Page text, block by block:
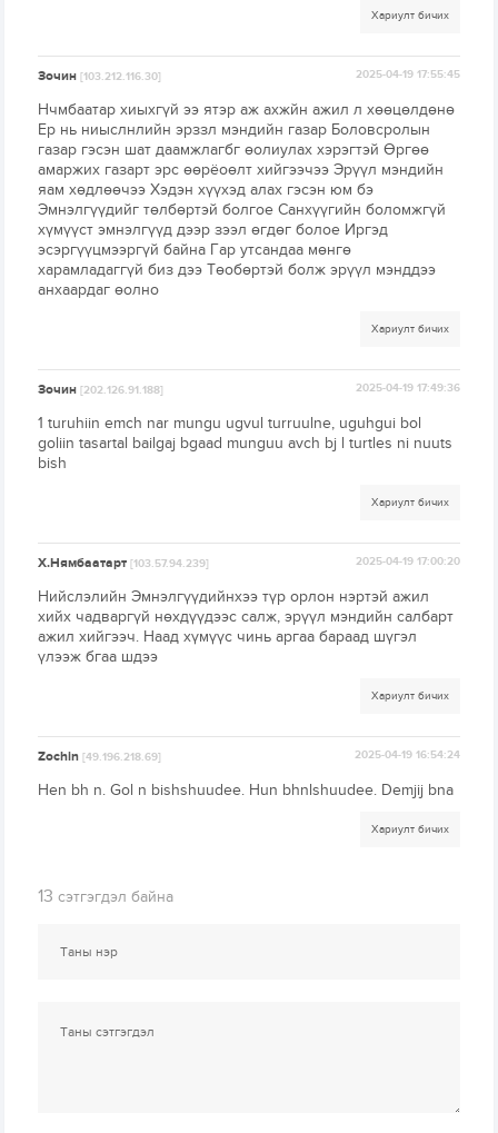
Хариулт бичих
Зочин[103.212.116.30] 2025-04-19 17:55:45
Нчмбаатар хиыхгүй ээ ятэр аж ахжйн ажил л хөөцөлдөнө
Ер нь ниыслнлийн эрззл мэндийн газар Боловсролын
газар гэсэн шат даамжлагбг өолиулах хэрэгтэй Өргөө
амаржих газарт эрс өөрёоөлт хийгээчээ Эрүүл мэндийн
яам хөдлөөчээ Хэдэн хүүхэд алах гэсэн юм бэ
Эмнэлгүүдийг төлбөртэй болгое Санхүүгийн боломжгүй
хүмүүст эмнэлгүүд дээр зээл өгдөг болое Иргэд
эсэргүүцмээргүй байна Гар утсандаа мөнгө
харамладаггүй биз дээ Төобөртэй болж эрүүл мэнддээ
анхаардаг өолно
Хариулт бичих
Зочин[202.126.91.188] 2025-04-19 17:49:36
1 turuhiin emch nar mungu ugvul turruulne, uguhgui bol
goliin tasartal bailgaj bgaad munguu avch bj l turtles ni nuuts
bish
Хариулт бичих
Х.Нямбаатарт[103.57.94.239] 2025-04-19 17:00:20
Нийслэлийн Эмнэлгүүдийнхээ түр орлон нэртэй ажил
хийх чадваргүй нөхдүүдээс салж, эрүүл мэндийн салбарт
ажил хийгээч. Наад хүмүүс чинь аргаа бараад шүгэл
үлээж бгаа шдээ
Хариулт бичих
Zochin[49.196.218.69] 2025-04-19 16:54:24
Hen bh n. Gol n bishshuudee. Hun bhnlshuudee. Demjij bna
Хариулт бичих
13 сэтгэгдэл байна